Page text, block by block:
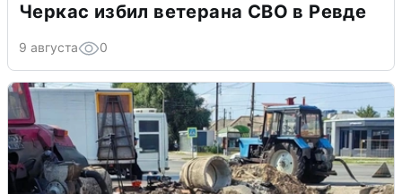
Черкас избил ветерана СВО в Ревде
9 августа 0